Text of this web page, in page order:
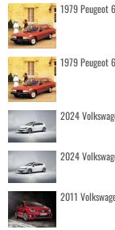
1979 Peugeot
1979 Peugeot
2024
2024
2011